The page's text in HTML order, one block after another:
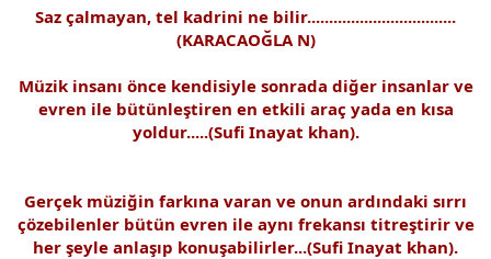
Saz çalmayan, tel kadrini ne bilir..................................
(KARACAOĞLA N)
Müzik insanı önce kendisiyle sonrada diğer insanlar ve
evren ile bütünleştiren en etkili araç yada en kısa
yoldur.....(Sufi Inayat khan).
Gerçek müziğin farkına varan ve onun ardındaki sırrı
çözebilenler bütün evren ile aynı frekansı titreştirir ve
her şeyle anlaşıp konuşabilirler...(Sufi Inayat khan).